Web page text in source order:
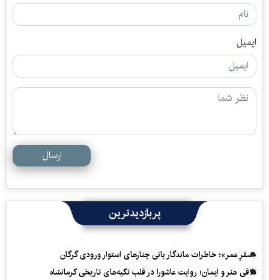
ایمیل
ارسال
پربازدیدترین
«سفرِ عمر»؛ خاطرات ماندگار بانی چنارهای استوار ورودی گرگان
تلاقی هنر و ایمان؛ روایت عاشورا در قلب تکیه‌های تاریخی کرمانشاه